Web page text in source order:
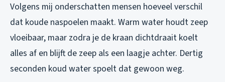
Volgens mij onderschatten mensen hoeveel verschil
dat koude naspoelen maakt. Warm water houdt zeep
vloeibaar, maar zodra je de kraan dichtdraait koelt
alles af en blijft de zeep als een laagje achter. Dertig
seconden koud water spoelt dat gewoon weg.